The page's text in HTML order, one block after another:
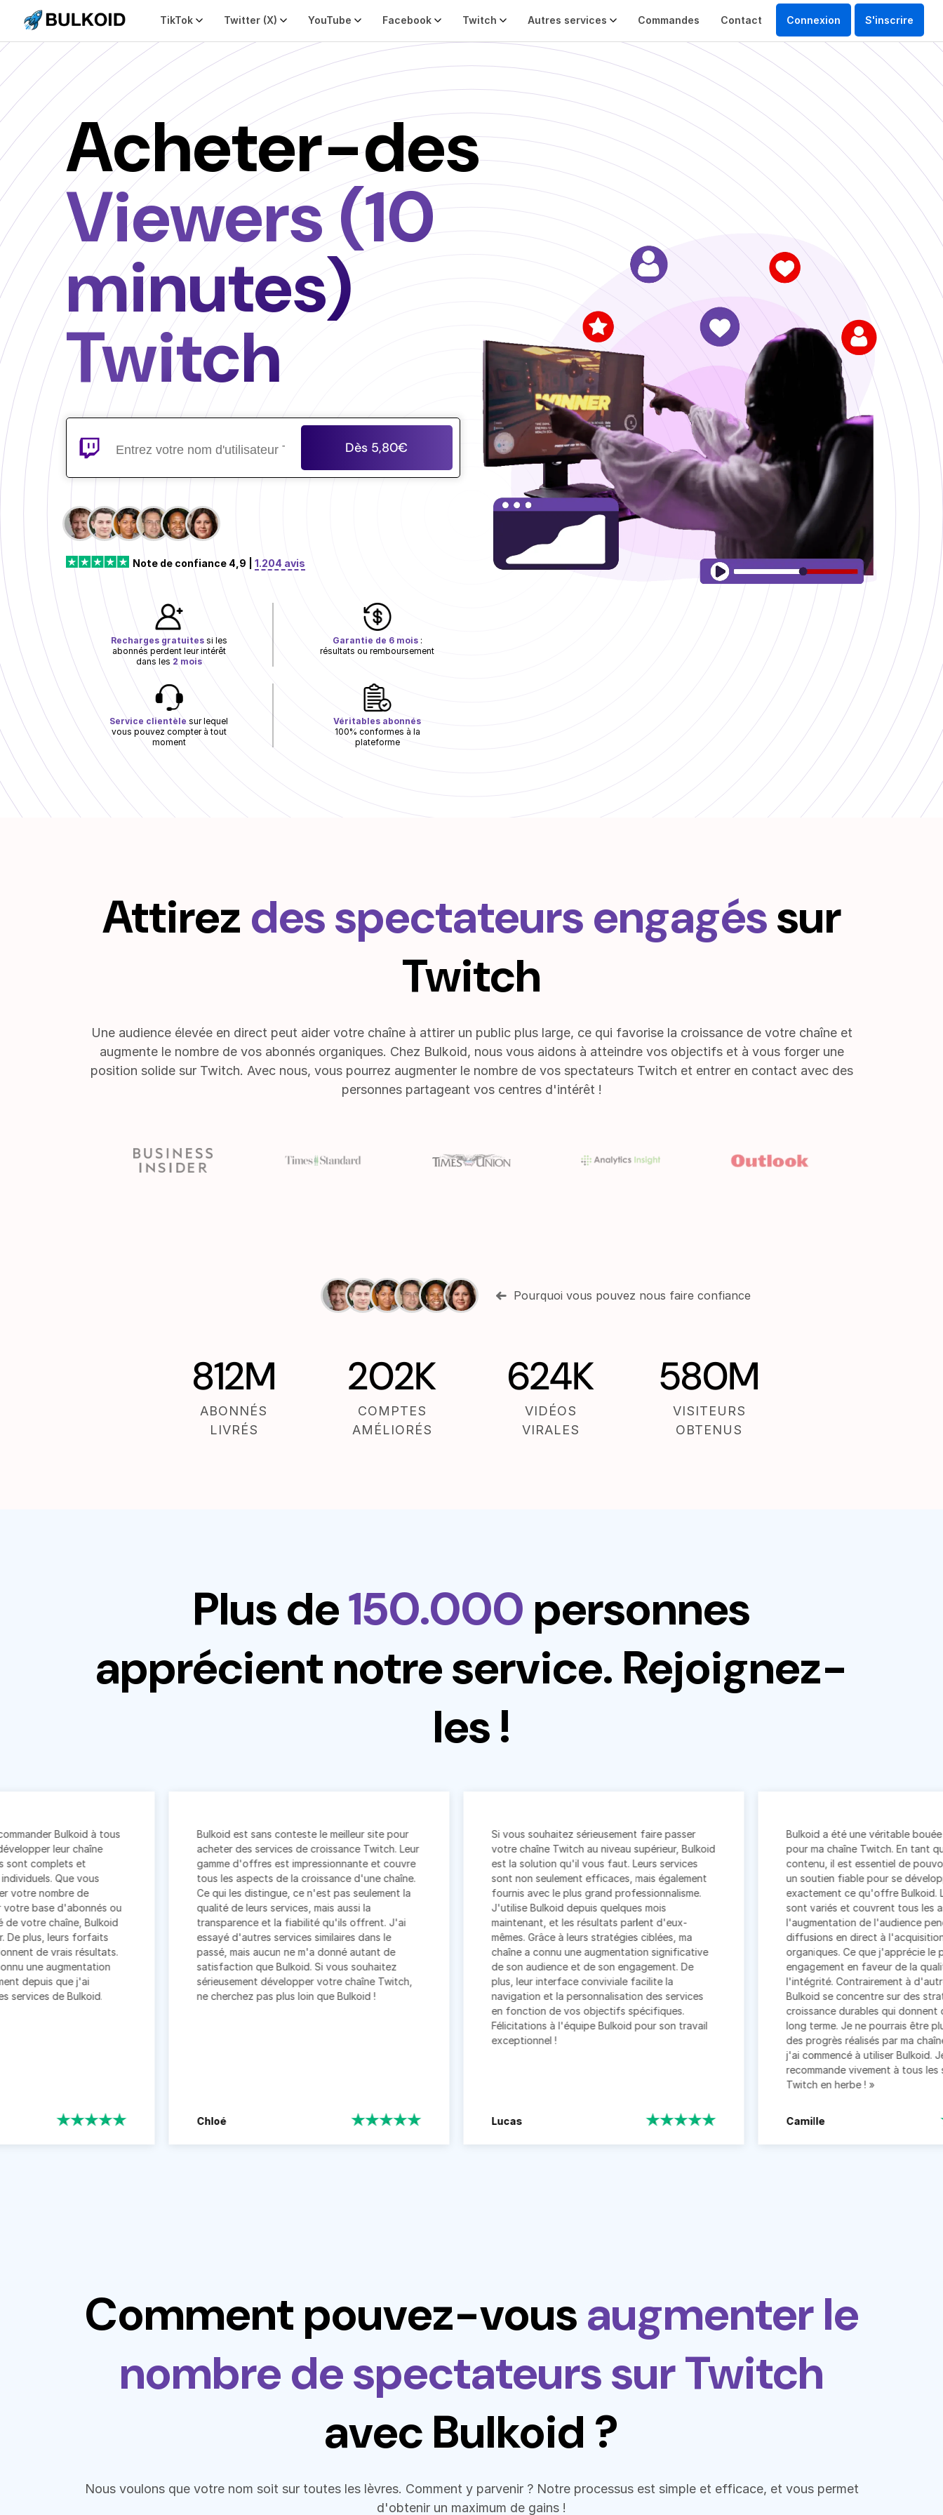
TikTok Twitter (X) YouTube Facebook Twitch Autres services Commandes Contact Connexion S'inscrire
Acheter-des
Viewers (10
minutes)
Twitch
Dès 5,80€
Note de confiance 4,9 |1.204 avis
Recharges gratuitessi les
abonnés perdent leur intérêt
dans les 2 mois
Garantie de 6 mois:
résultats ou remboursement
Service clientèle sur lequel
vous pouvez compter à tout
moment
Véritables abonnés
100% conformes à la
plateforme
Attirez des spectateurs engagéssur
Twitch
Une audience élevée en direct peut aider votre chaîne à attirer un public plus large, ce qui favorise la croissance de votre chaîne et
augmente le nombre de vos abonnés organiques. Chez Bulkoid, nous vous aidons à atteindre vos objectifs et à vous forger une
position solide sur Twitch. Avec nous, vous pourrez augmenter le nombre de vos spectateurs Twitch et entrer en contact avec des
personnes partageant vos centres d'intérêt !
Pourquoi vous pouvez nous faire confiance
812M
ABONNÉS
LIVRÉS
202K
COMPTES
AMÉLIORÉS
624K
VIDÉOS
VIRALES
580M
VISITEURS
OBTENUS
Plus de150.000 personnes
apprécient notre service. Rejoignez-
les !
Bulkoid à tous
chaîne
et
Que vous
de
d'abonnés ou
Bulkoid
forfaits
résultats.
que j'ai
de Bulkoid.
Bulkoid est sans conteste le meilleur site pour
acheter des services de croissance Twitch. Leur
gamme d'offres est impressionnante et couvre
tous les aspects de la croissance d'une chaîne.
Ce qui les distingue, ce n'est pas seulement la
qualité de leurs services, mais aussi la
transparence et la fiabilité qu'ils offrent. J'ai
essayé d'autres services similaires dans le
passé, mais aucun ne m'a donné autant de
satisfaction que Bulkoid. Si vous souhaitez
sérieusement développer votre chaîne Twitch,
ne cherchez pas plus loin que Bulkoid !
Si vous souhaitez sérieusement faire passer
votre chaîne Twitch au niveau supérieur, Bulkoid
est la solution qu'il vous faut. Leurs services
sont non seulement efficaces, mais également
fournis avec le plus grand professionnalisme.
J'utilise Bulkoid depuis quelques mois
maintenant, et les résultats parlent d'eux-
mêmes. Grâce à leurs stratégies ciblées, ma
chaîne a connu une augmentation significative
de son audience et de son engagement. De
plus, leur interface conviviale facilite la
navigation et la personnalisation des services
en fonction de vos objectifs spécifiques.
Félicitations à l'équipe Bulkoid pour son travail
exceptionnel !
Bulkoid a été une véritable bouée de
pour ma chaîne Twitch. En tant que
contenu, il est essentiel de pouvoir
un soutien fiable pour se développer, et
exactement ce qu'offre Bulkoid. Leurs
sont variés et couvrent tous les aspects, de
l'augmentation de l'audience pendant les
diffusions en direct à l'acquisition
organiques. Ce que j'apprécie le plus, c'est
engagement en faveur de la qualité et de
l'intégrité. Contrairement à d'autres
Bulkoid se concentre sur des stratégies de
croissance durables qui donnent des
long terme. Je ne pourrais être plus satisfait
des progrès réalisés par ma chaîne depuis
j'ai commencé à utiliser Bulkoid. Je le
recommande vivement à tous les streamers
Twitch en herbe ! »
Comment pouvez-vousaugmenter le
nombre de spectateurs sur Twitch
avec Bulkoid ?
Nous voulons que votre nom soit sur toutes les lèvres. Comment y parvenir ? Notre processus est simple et efficace, et vous permet
d'obtenir un maximum de gains !